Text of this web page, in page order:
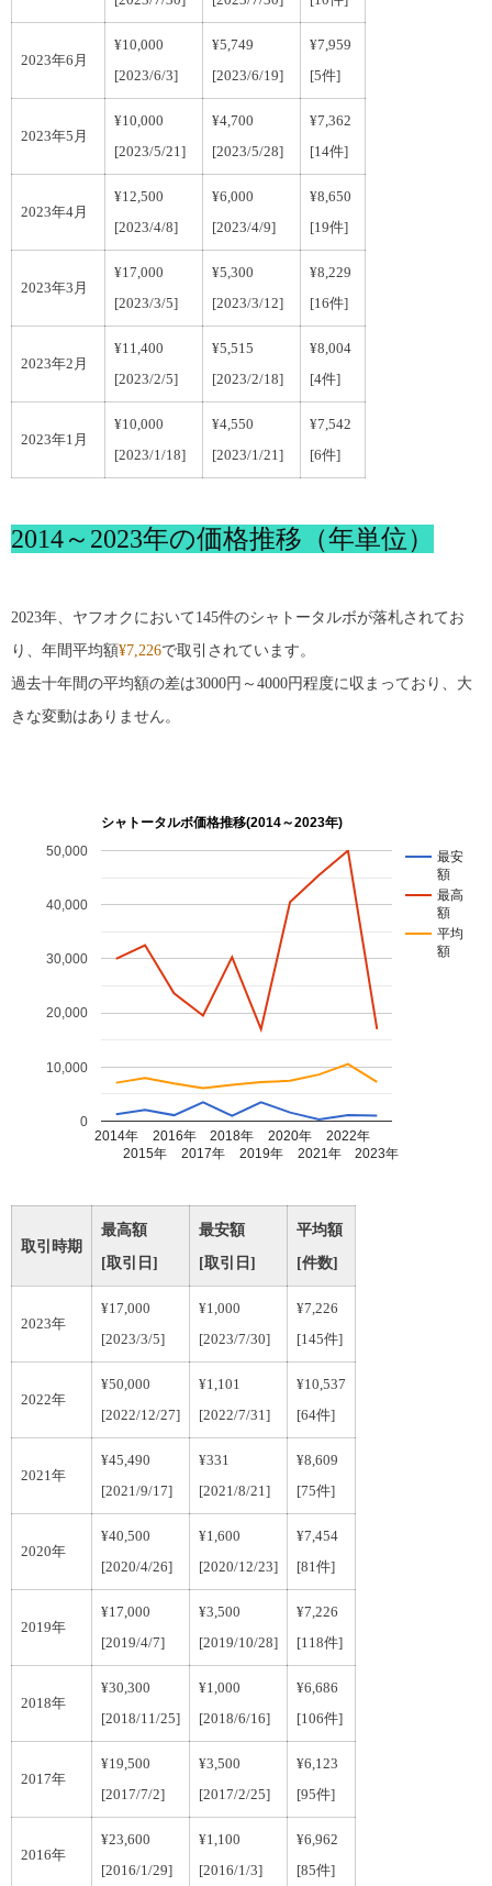
2023年6月
¥10,000
[2023/6/3]
¥5,749
[2023/6/19]
¥7,959
[5件]
2023年5月
¥10,000
[2023/5/21]
¥4,700
[2023/5/28]
¥7,362
[14件]
2023年4月
¥12,500
[2023/4/8]
¥6,000
[2023/4/9]
¥8,650
[19件]
2023年3月
¥17,000
[2023/3/5]
¥5,300
[2023/3/12]
¥8,229
[16件]
2023年2月
¥11,400
[2023/2/5]
¥5,515
[2023/2/18]
¥8,004
[4件]
2023年1月
¥10,000
[2023/1/18]
¥4,550
[2023/1/21]
¥7,542
[6件]
2014～2023年の価格推移（年単位）
2023年、ヤフオクにおいて145件のシャトータルボが落札されてお
り、年間平均額¥7,226で取引されています。
過去十年間の平均額の差は3000円～4000円程度に収まっており、大
きな変動はありません。
シャトータルボ価格推移(2014～2023年)
最安
額
最高
額
平均
額
2014年
2015年
2016年
2017年
2018年
2019年
2020年
2021年
2022年
2023年
0
10,000
20,000
30,000
40,000
50,000
取引時期
最高額
[取引日]
最安額
[取引日]
平均額
[件数]
2023年
¥17,000
[2023/3/5]
¥1,000
[2023/7/30]
¥7,226
[145件]
2022年
¥50,000
[2022/12/27]
¥1,101
[2022/7/31]
¥10,537
[64件]
2021年
¥45,490
[2021/9/17]
¥331
[2021/8/21]
¥8,609
[75件]
2020年
¥40,500
[2020/4/26]
¥1,600
[2020/12/23]
¥7,454
[81件]
2019年
¥17,000
[2019/4/7]
¥3,500
[2019/10/28]
¥7,226
[118件]
2018年
¥30,300
[2018/11/25]
¥1,000
[2018/6/16]
¥6,686
[106件]
2017年
¥19,500
[2017/7/2]
¥3,500
[2017/2/25]
¥6,123
[95件]
2016年
¥23,600
[2016/1/29]
¥1,100
[2016/1/3]
¥6,962
[85件]